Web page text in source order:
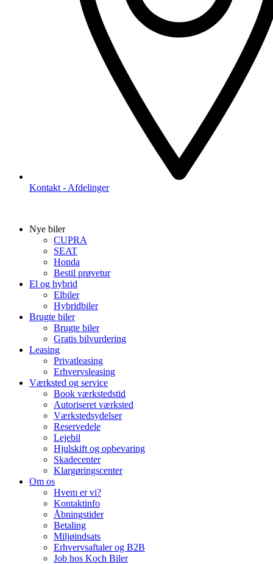
Kontakt - Afdelinger
Nye biler
CUPRA
SEAT
Honda
Bestil prøvetur
El og hybrid
Elbiler
Hybridbiler
Brugte biler
Brugte biler
Gratis bilvurdering
Leasing
Privatleasing
Erhvervsleasing
Værksted og service
Book værkstedstid
Autoriseret værksted
Værkstedsydelser
Reservedele
Lejebil
Hjulskift og opbevaring
Skadecenter
Klargøringscenter
Om os
Hvem er vi?
Kontaktinfo
Åbningstider
Betaling
Miljøindsats
Erhvervsaftaler og B2B
Job hos Koch Biler